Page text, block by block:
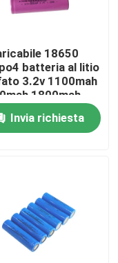
18650
batteria al litio
3.2v 1100mah
1800mah
Invia richiesta